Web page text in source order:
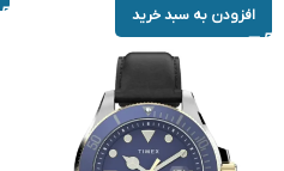
افزودن به سبد خرید